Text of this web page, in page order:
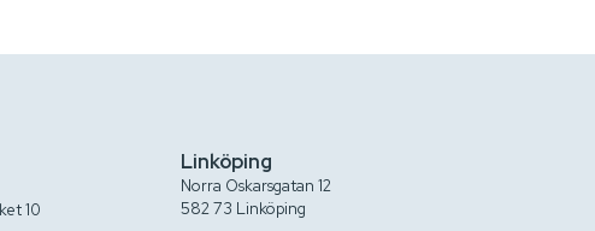
10
Linköping
Norra Oskarsgatan 12
582 73 Linköping